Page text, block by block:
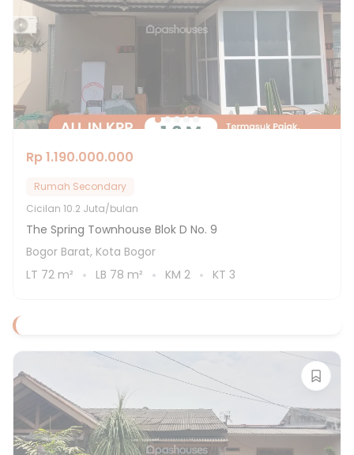
Rp 1.190.000.000
Rumah Secondary
Cicilan 10.2 Juta/bulan
The Spring Townhouse Blok D No. 9
Bogor Barat, Kota Bogor
LT 72 m² LB 78 m² KM 2 KT 3